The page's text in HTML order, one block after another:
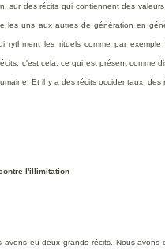
sur des récits qui contiennent des
les uns aux autres de génération en
rythment les rituels comme par exemple
c'est cela, ce qui est présent comme
Et il y a des récits occidentaux, des
l'illimitation
avons eu deux grands récits. Nous avons